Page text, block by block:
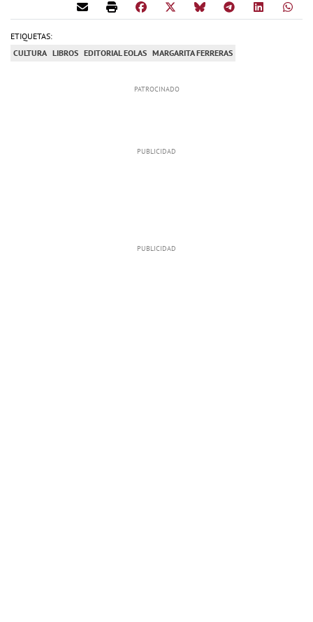
ETIQUETAS:
CULTURA LIBROS EDITORIAL EOLAS MARGARITA FERRERAS